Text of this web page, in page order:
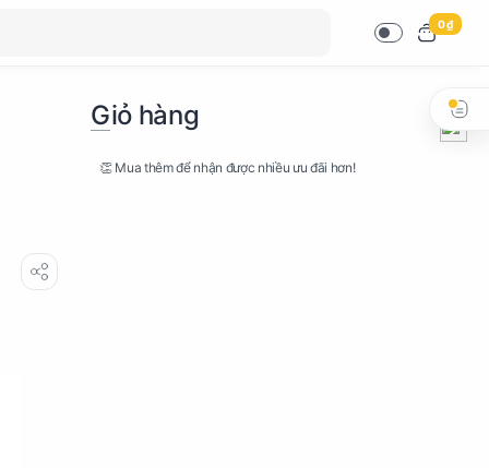
0 ₫
Giỏ hàng
👏 Mua thêm để nhận được nhiều ưu đãi hơn!